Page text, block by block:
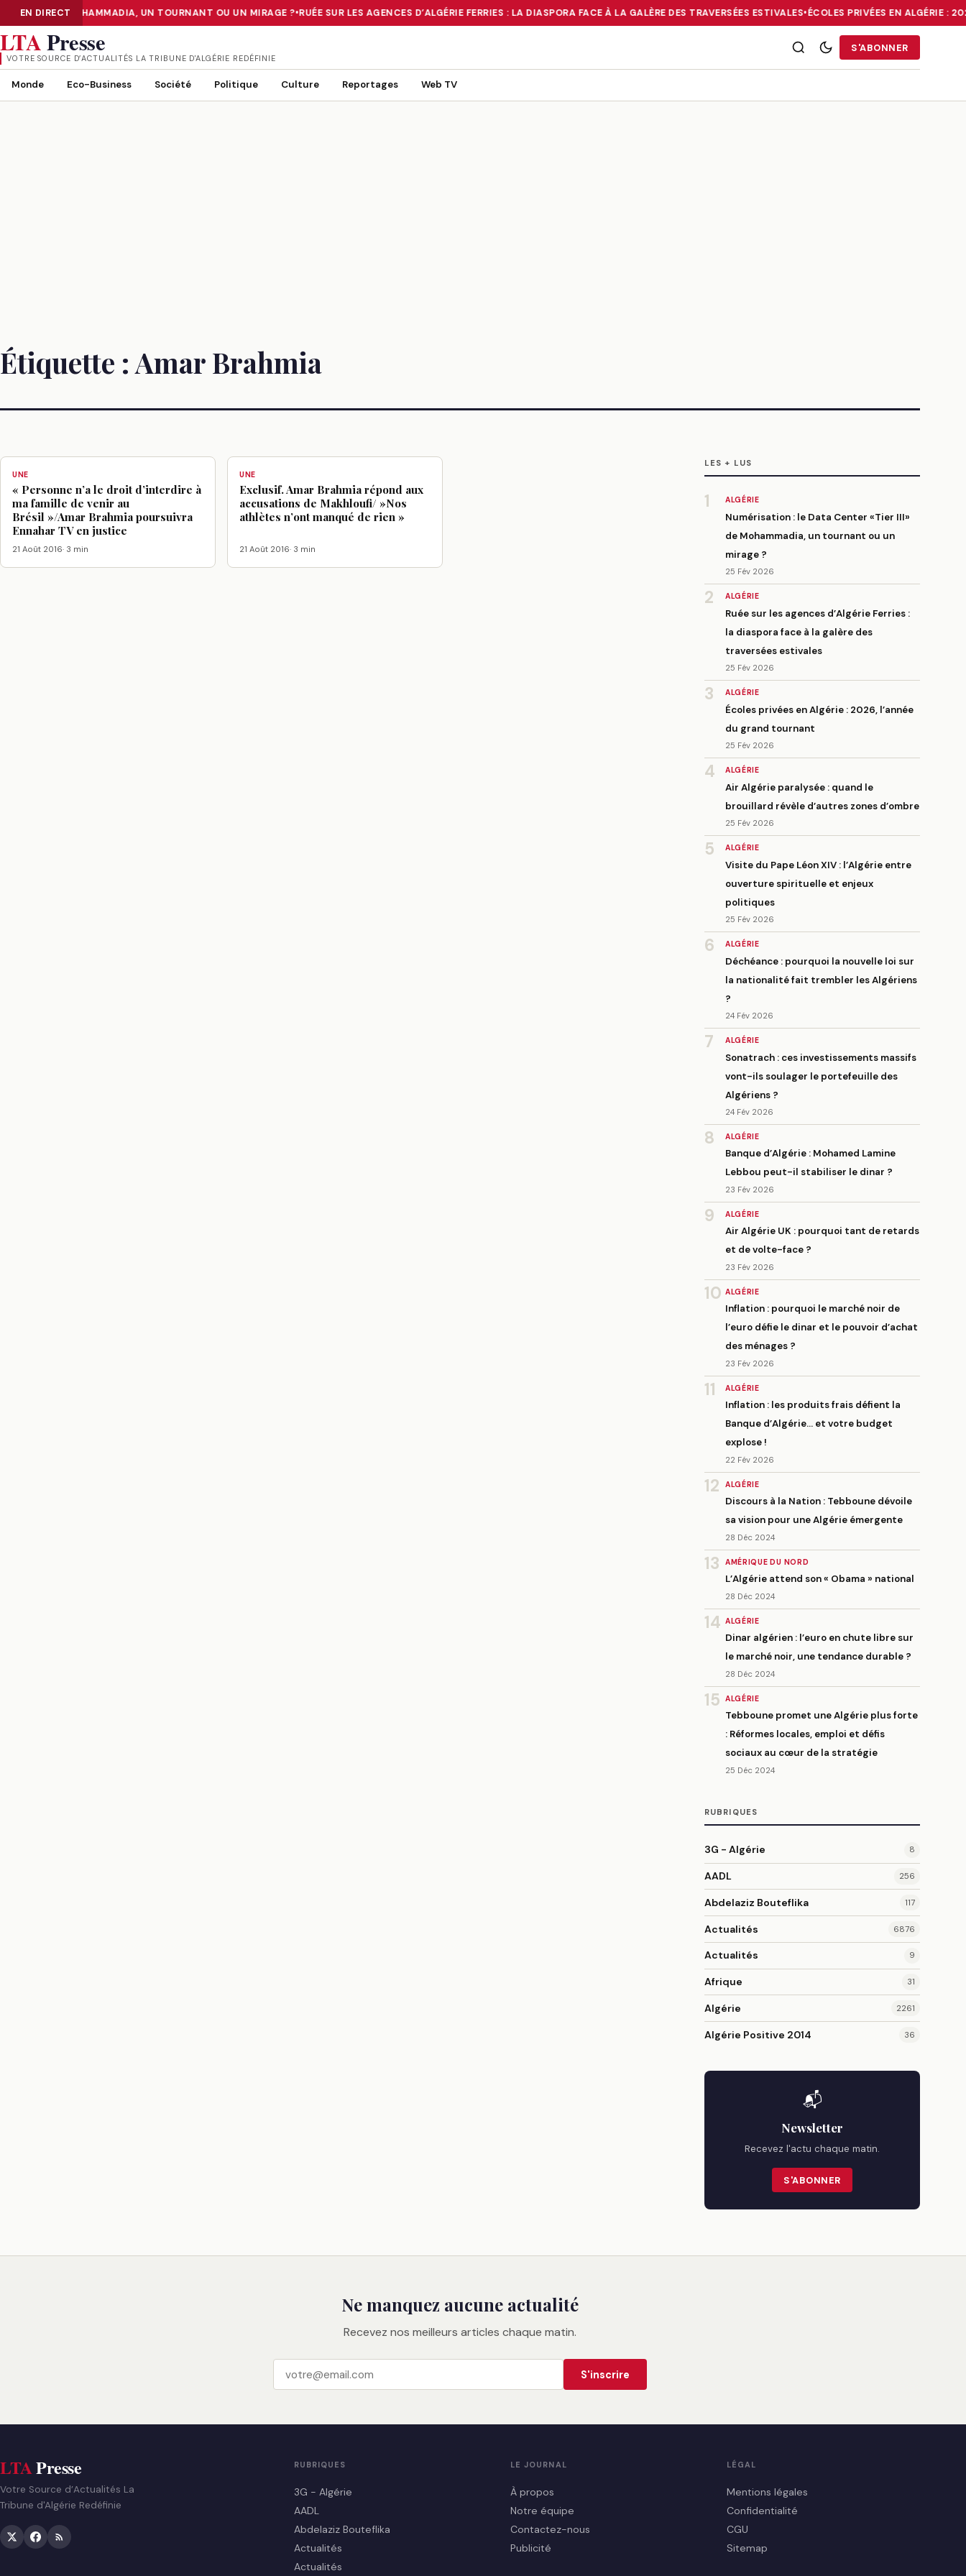
EN DIRECT
III» DE MOHAMMADIA, UN TOURNANT OU UN MIRAGE ? •RUÉE SUR LES AGENCES D’ALGÉRIE FERRIES : LA DIASPORA FACE À LA GALÈRE DES TRAVERSÉES ESTIVALES•ÉCOLES PRIVÉES EN ALGÉRIE :
NUMÉRISATION : LE DATA CENTER «TIER III» DE MOHAMMADIA, UN TOURNANT OU UN MIRAGE ?•RUÉE SUR LES AGENCES D’ALGÉRIE FERRIES : LA DIASPORA FACE À LA GALÈRE DES TRAVERSÉES
LTAPresse
VOTRE SOURCE D’ACTUALITÉS LA TRIBUNE D'ALGÉRIE REDÉFINIE
S'ABONNER
Monde Eco-Business Société Politique Culture Reportages Web TV
Étiquette :Amar Brahmia
UNE
« Personne n’a le droit d’interdire à
ma famille de venir au
Brésil »/Amar Brahmia poursuivra
Ennahar TV en justice
21 Août 2016· 3 min
UNE
Exclusif. Amar Brahmia répond aux
accusations de Makhloufi/ »Nos
athlètes n’ont manqué de rien »
21 Août 2016· 3 min
LES + LUS
1 ALGÉRIE
Numérisation : le Data Center «Tier III»
de Mohammadia, un tournant ou un
mirage ?
25 Fév 2026
2 ALGÉRIE
Ruée sur les agences d’Algérie Ferries :
la diaspora face à la galère des
traversées estivales
25 Fév 2026
3 ALGÉRIE
Écoles privées en Algérie : 2026, l’année
du grand tournant
25 Fév 2026
4 ALGÉRIE
Air Algérie paralysée : quand le
brouillard révèle d’autres zones d’ombre
25 Fév 2026
5 ALGÉRIE
Visite du Pape Léon XIV : l’Algérie entre
ouverture spirituelle et enjeux
politiques
25 Fév 2026
6 ALGÉRIE
Déchéance : pourquoi la nouvelle loi sur
la nationalité fait trembler les Algériens
?
24 Fév 2026
7 ALGÉRIE
Sonatrach : ces investissements massifs
vont-ils soulager le portefeuille des
Algériens ?
24 Fév 2026
8 ALGÉRIE
Banque d’Algérie : Mohamed Lamine
Lebbou peut-il stabiliser le dinar ?
23 Fév 2026
9 ALGÉRIE
Air Algérie UK : pourquoi tant de retards
et de volte-face ?
23 Fév 2026
10 ALGÉRIE
Inflation : pourquoi le marché noir de
l’euro défie le dinar et le pouvoir d’achat
des ménages ?
23 Fév 2026
11 ALGÉRIE
Inflation : les produits frais défient la
Banque d’Algérie… et votre budget
explose !
22 Fév 2026
12 ALGÉRIE
Discours à la Nation : Tebboune dévoile
sa vision pour une Algérie émergente
28 Déc 2024
13 AMÉRIQUE DU NORD
L’Algérie attend son « Obama » national
28 Déc 2024
14 ALGÉRIE
Dinar algérien : l’euro en chute libre sur
le marché noir, une tendance durable ?
28 Déc 2024
15 ALGÉRIE
Tebboune promet une Algérie plus forte
: Réformes locales, emploi et défis
sociaux au cœur de la stratégie
25 Déc 2024
RUBRIQUES
3G - Algérie 8
AADL 256
Abdelaziz Bouteflika 117
Actualités 6876
Actualités 9
Afrique 31
Algérie 2261
Algérie Positive 2014 36
📬
Newsletter
Recevez l'actu chaque matin.
S'ABONNER
Ne manquez aucune actualité
Recevez nos meilleurs articles chaque matin.
S'inscrire
LTAPresse
Votre Source d’Actualités La
Tribune d'Algérie Redéfinie
RUBRIQUES
3G - Algérie
AADL
Abdelaziz Bouteflika
Actualités
Actualités
LE JOURNAL
À propos
Notre équipe
Contactez-nous
Publicité
LÉGAL
Mentions légales
Confidentialité
CGU
Sitemap